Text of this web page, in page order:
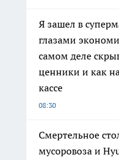
Я зашел в
глазами
самом деле
ценники и как
кассе
08:30
Смертельное
мусоровоза и